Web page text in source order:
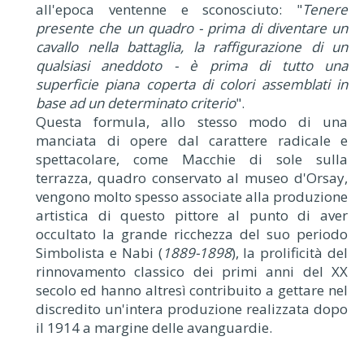
all'epoca ventenne e sconosciuto: "Tenere
presente che un quadro - prima di diventare un
cavallo nella battaglia, la raffigurazione di un
qualsiasi aneddoto- è prima di tutto una
superficie piana coperta di colori assemblati in
base ad un determinato criterio".
Questa formula, allo stesso modo di una
manciata di opere dal carattere radicale e
spettacolare, come Macchie di sole sulla
terrazza, quadro conservato al museo d'Orsay,
vengono molto spesso associate alla produzione
artistica di questo pittore al punto di aver
occultato la grande ricchezza del suo periodo
Simbolista e Nabi (1889-1898), la prolificità del
rinnovamento classico dei primi anni del XX
secolo ed hanno altresì contribuito a gettare nel
discredito un'intera produzione realizzata dopo
il 1914 a margine delle avanguardie.